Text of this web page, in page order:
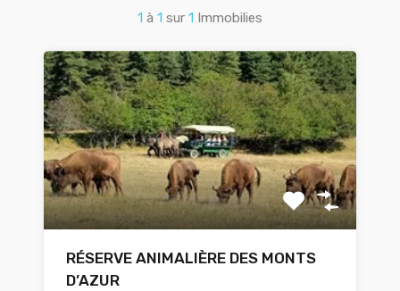
1 à 1 sur 1 Immobilies
RÉSERVE ANIMALIÈRE DES MONTS
D’AZUR